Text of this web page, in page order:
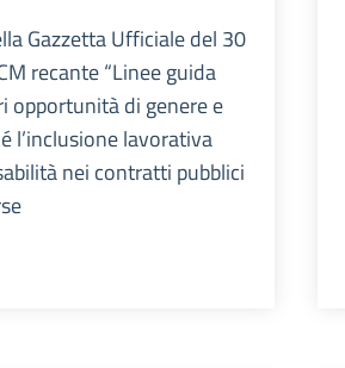
Gazzetta Ufficiale del 30
recante “Linee guida
opportunità di genere e
l’inclusione lavorativa
nei contratti pubblici